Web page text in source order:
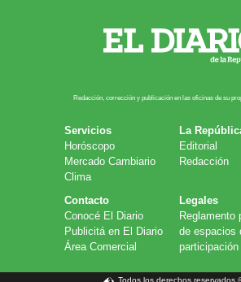
Redacción, corrección y publicación en las oficinas de su
Servicios
Horóscopo
Mercado Cambiario
Clima
La
Editorial
Redacción
Contacto
Conocé El Diario
Publicitá en El Diario
Área Comercial
Legales
Reglamento
de espacios
participación
Todos los derechos reservados